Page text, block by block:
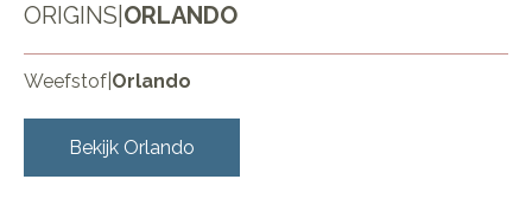
ORIGINS ORLANDO
Weefstof Orlando
Bekijk Orlando